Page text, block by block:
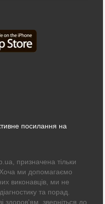
посилання на
призначена тільки
ми допомагаємо
виконавців, ми не
та порад.
здоров'ям, зверніться до